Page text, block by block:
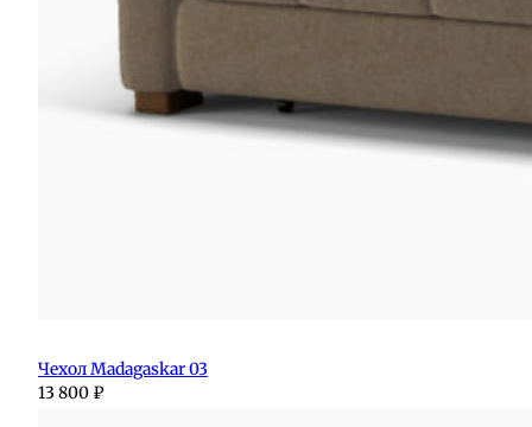
Чехол Madagaskar 03
13 800 ₽